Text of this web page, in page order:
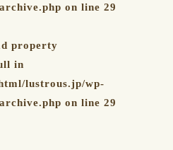
on line 29
property
in
lustrous.jp/wp-
on line 29